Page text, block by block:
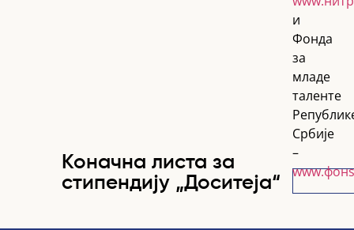
Коначна листа за
стипендију „Доситеја“
и
Фонда
за
младе
таленте
Србије
–